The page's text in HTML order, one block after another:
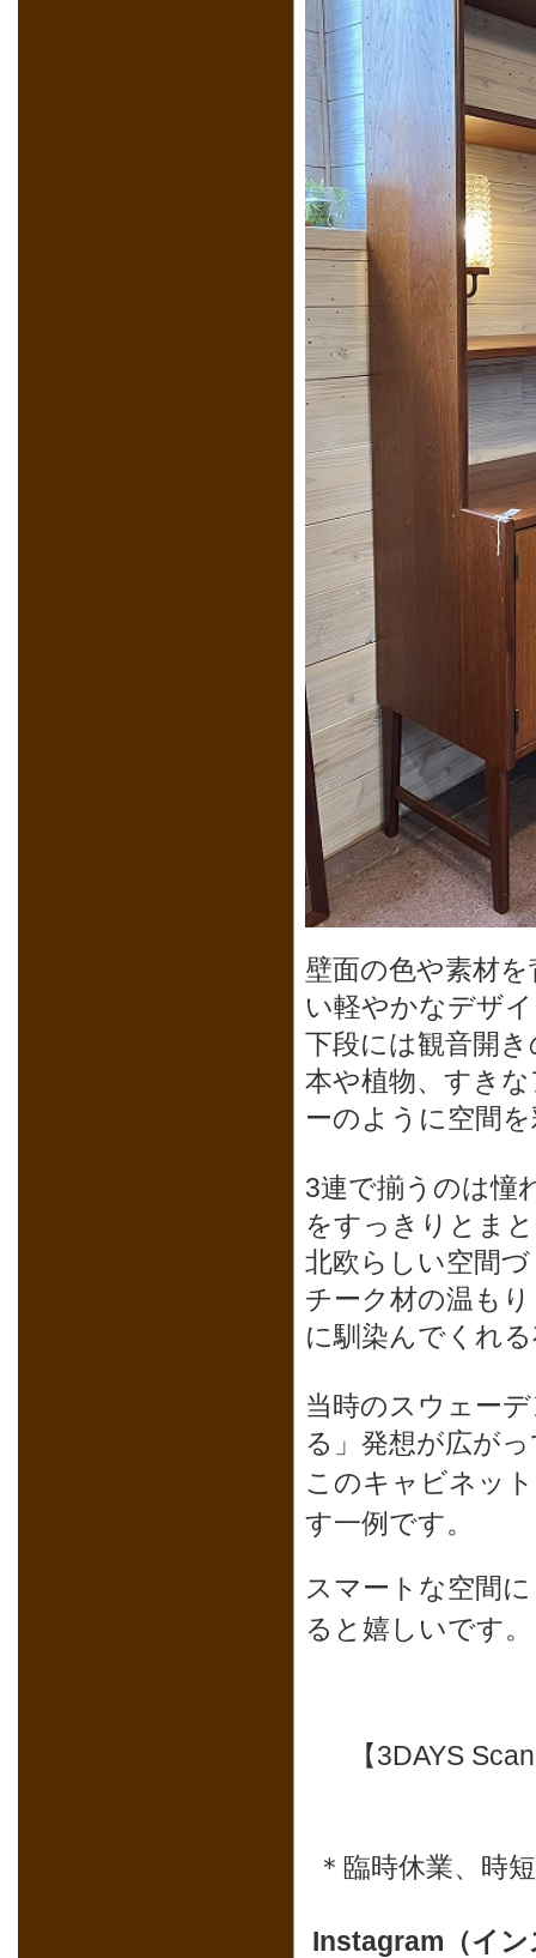
壁面の色や素材
い軽やかなデザ
下段には観音開
本や植物、すき
ーのように空間
3連で揃うのは憧
をすっきりとま
北欧らしい空間
チーク材の温も
に馴染んでくれ
当時のスウェー
る」発想が広が
このキャビネッ
す一例です。
スマートな空間
ると嬉しいです。
【3DAYS
＊臨時休業、時
Instagram（イ